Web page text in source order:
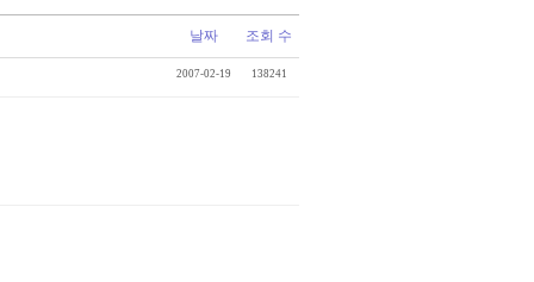
날짜 조회 수
2007-02-19 138241